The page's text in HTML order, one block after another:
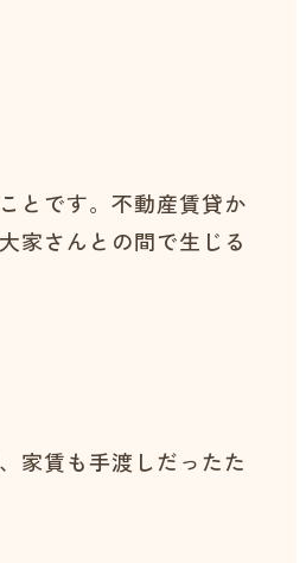
とです。不動産賃貸か
家さんとの間で生じる
家賃も手渡しだったた